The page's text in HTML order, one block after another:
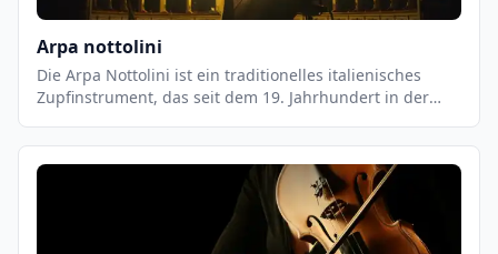
Arpa nottolini
Die Arpa Nottolini ist ein traditionelles italienisches
Zupfinstrument, das seit dem 19. Jahrhundert in der
Es ist eine Variante der Harfe, die aus einem
Holzrahmen, einer Saitenleiste und einer Reihe von
gezupft, um einen einzigartigen, melodischen Klang zu